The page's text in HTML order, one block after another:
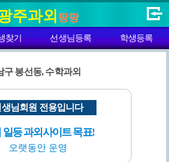
주과외 팡팡
찾기 선생님등록 학생등록
구 봉선동, 수학과외
님회원 전용입니다
일등 과외사이트 목표!
오랫동안 운영